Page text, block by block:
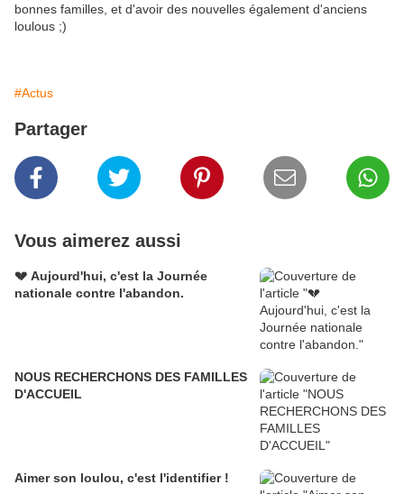
bonnes familles, et d'avoir des nouvelles également d'anciens
loulous ;)
#Actus
Partager
Vous aimerez aussi
💔 Aujourd'hui, c'est la Journée
nationale contre l'abandon.
NOUS RECHERCHONS DES FAMILLES
D'ACCUEIL
Aimer son loulou, c'est l'identifier !